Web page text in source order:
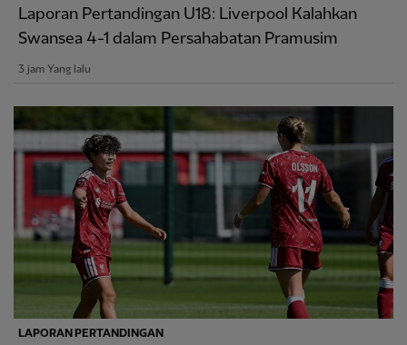
Laporan Pertandingan U18: Liverpool Kalahkan
Swansea 4-1 dalam Persahabatan Pramusim
3 jam Yang lalu
LAPORAN PERTANDINGAN